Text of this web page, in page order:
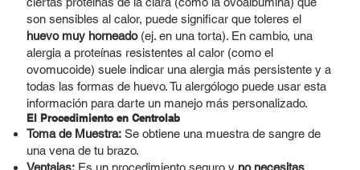
son sensibles al calor, puede significar que toleres el
huevo muy horneado(ej. en una torta). En cambio, una
alergia a proteínas resistentes al calor (como el
ovomucoide) suele indicar una alergia más persistente y a
todas las formas de huevo. Tu alergólogo puede usar esta
información para darte un manejo más personalizado.
El Procedimiento en Centrolab
Toma de Muestra:Se obtiene una muestra de sangre de
una vena de tu brazo.
Ventajas:Es un procedimiento seguro y no necesitas